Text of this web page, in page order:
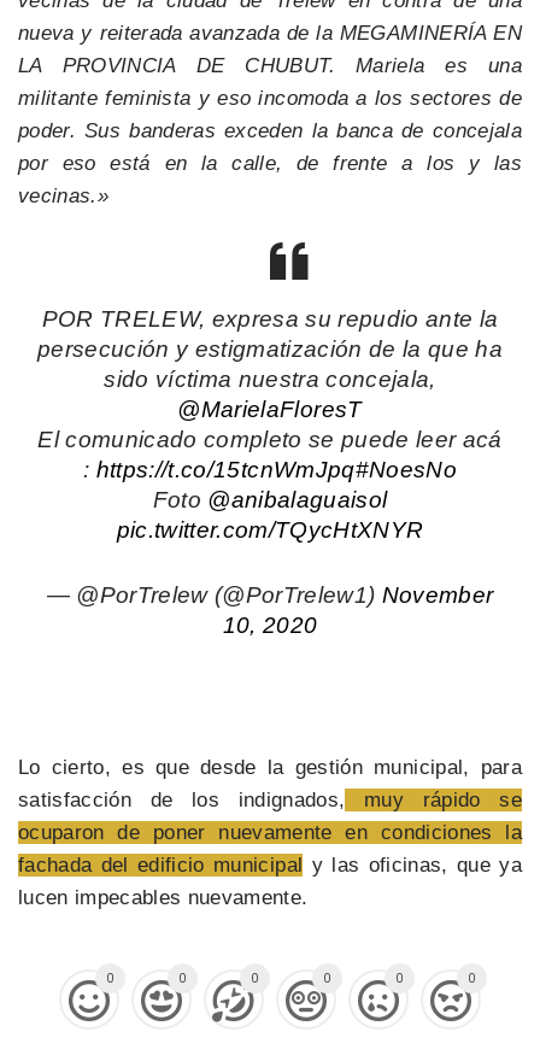
nueva y reiterada avanzada de la MEGAMINERÍA EN
LA PROVINCIA DE CHUBUT. Mariela es una
militante feminista y eso incomoda a los sectores de
poder. Sus banderas exceden la banca de concejala
por eso está en la calle, de frente a los y las
vecinas.»
POR TRELEW, expresa su repudio ante la
persecución y estigmatización de la que ha
sido víctima nuestra concejala,
@MarielaFloresT
El comunicado completo se puede leer acá
: https://t.co/15tcnWmJpq#NoesNo
Foto @anibalaguaisol
pic.twitter.com/TQycHtXNYR
— @PorTrelew (@PorTrelew1) November
10, 2020
Lo cierto, es que desde la gestión municipal, para
satisfacción de los indignados, muy rápido se
ocuparon de poner nuevamente en condiciones la
fachada del edificio municipal y las oficinas, que ya
lucen impecables nuevamente.
0 0 0 0 0 0